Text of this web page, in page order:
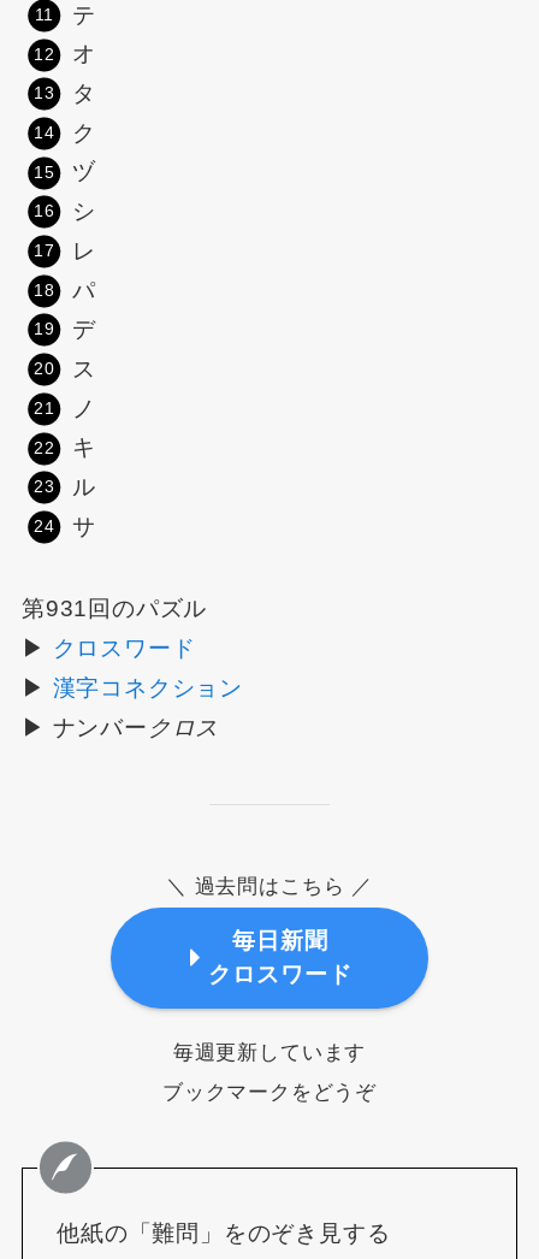
テ
オ
タ
ク
ヅ
シ
レ
パ
デ
ス
ノ
キ
ル
サ
第931回のパズル
▶
クロスワード
▶ 漢字コネクション
▶ ナンバー クロス
＼ 過去問はこちら ／
毎日新聞
クロスワード
毎週更新しています
ブックマークをどうぞ
他紙の「難問」をのぞき見する